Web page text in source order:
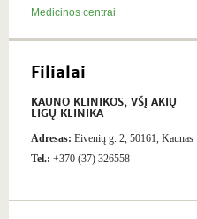
Medicinos centrai
Filialai
KAUNO KLINIKOS, VŠĮ AKIŲ
LIGŲ KLINIKA
Adresas: Eivenių g. 2, 50161, Kaunas
Tel.: +370 (37) 326558